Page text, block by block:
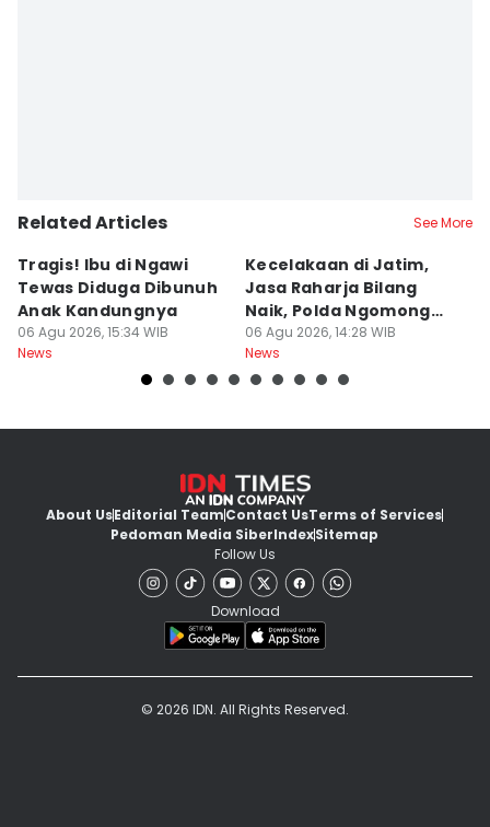
Related Articles See More
Tragis! Ibu di Ngawi
Tewas Diduga Dibunuh
Anak Kandungnya
06 Agu 2026, 15:34 WIB
News
Kecelakaan di Jatim,
Jasa Raharja Bilang
Naik, Polda Ngomong
Turun
06 Agu 2026, 14:28 WIB
News
About UsEditorial TeamContact UsTerms of Services
Pedoman Media SiberIndexSitemap
Follow Us
Download
© 2026 IDN. All Rights Reserved.